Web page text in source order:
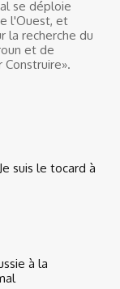
se déploie
l'Ouest, et
la recherche du
et de
Construire».
suis le tocard à
à la